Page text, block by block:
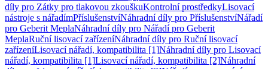
díly pro Zátky pro tlakovou zkouškuKontrolní prostředkyLisovací
nástroje s nářadímPříslušenstvíNáhradní díly pro PříslušenstvíNářadí
pro Geberit MeplaNáhradní díly pro Nářadí pro Geberit
MeplaRuční lisovací zařízeníNáhradní díly pro Ruční lisovací
zařízeníLisovací nářadí, kompatibilita [1]Náhradní díly pro Lisovací
nářadí, kompatibilita [1]Lisovací nářadí, kompatibilita [2]Náhradní